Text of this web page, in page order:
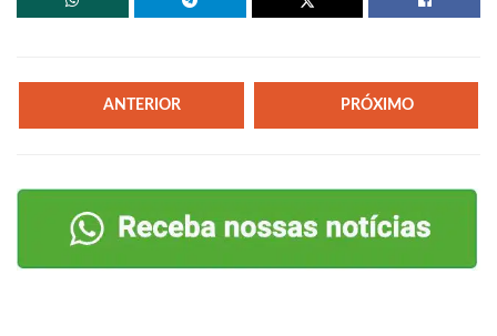
ANTERIOR PRÓXIMO